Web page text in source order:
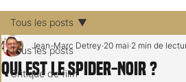
Tous les posts
Critique de film
Tous les posts
Qui est le Spider-Noir ?
Jean-Marc Detrey 20 mai 2 min de